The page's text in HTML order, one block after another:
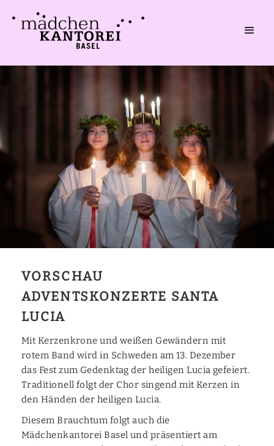
VORSCHAU
ADVENTSKONZERTE SANTA
LUCIA
Mit Kerzenkrone und weißen Gewändern mit
rotem Band wird in Schweden am 13. Dezember
das Fest zum Gedenktag der heiligen Lucia gefeiert.
Traditionell folgt der Chor singend mit Kerzen in
den Händen der heiligen Lucia.
Diesem Brauchtum folgt auch die
Mädchenkantorei Basel und präsentiert am